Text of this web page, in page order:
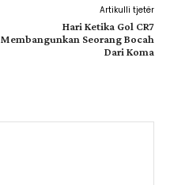
Artikulli tjetër
Hari Ketika Gol CR7
Membangunkan Seorang Bocah
Dari Koma